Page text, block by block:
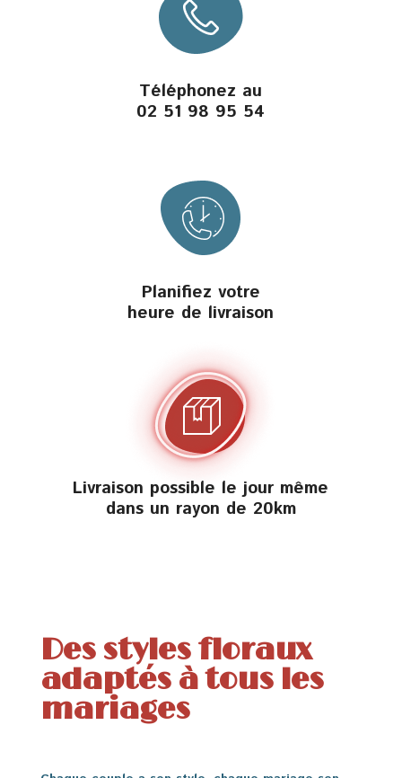
Téléphonez au
02 51 98 95 54
Planifiez votre
heure de livraison
Livraison possible le jour même
dans un rayon de 20km
Des styles floraux
adaptés à tous les
mariages